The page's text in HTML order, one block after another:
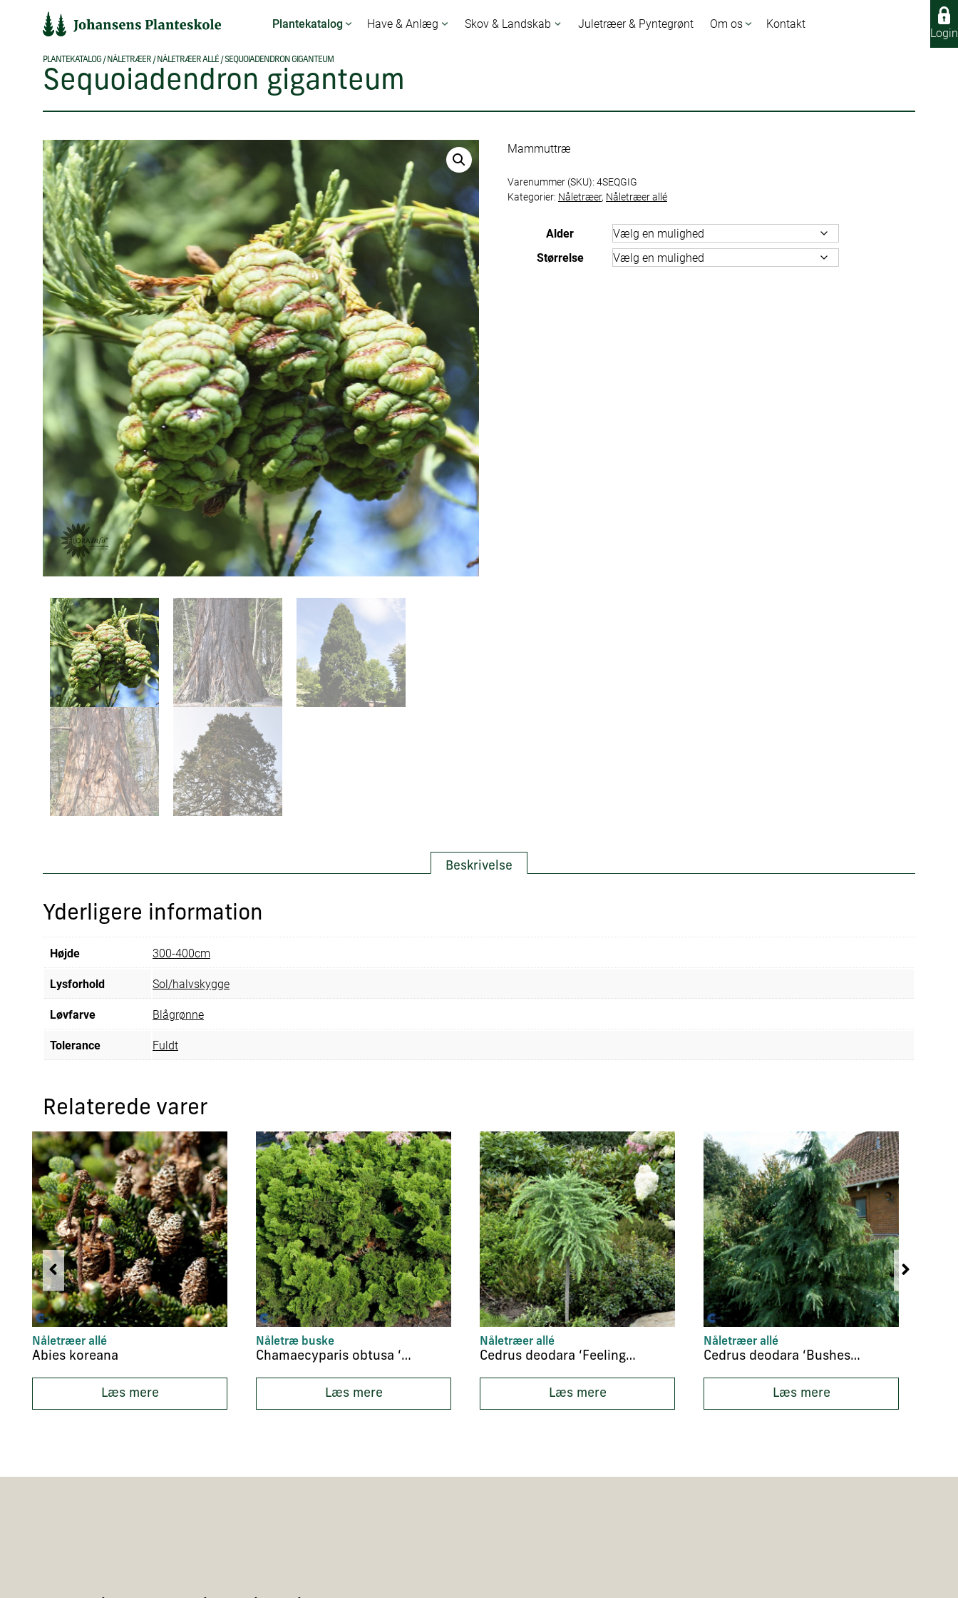
Plantekatalog Have & Anlæg Skov & Landskab Juletræer & Pyntegrønt Om os Kontakt
Login
Login
PLANTEKATALOG/ NÅLETRÆER / NÅLETRÆER ALLÉ /SEQUOIADENDRON GIGANTEUM
Sequoiadendron giganteum
Mammuttræ
Varenummer (SKU): 4SEQGIG
Kategorier: Nåletræer, Nåletræer allé
Alder
Størrelse
Beskrivelse
Yderligere information
Højde 300-400cm
Lysforhold Sol/halvskygge
Løvfarve Blågrønne
Tolerance Fuldt
Relaterede varer
Nåletræer allé
Abies koreana
Læs mere
Nåletræ buske
Chamaecyparis obtusa ‘Nana Gracilis’
Læs mere
Nåletræer allé
Cedrus deodara ‘Feeling Blue’
Læs mere
Nåletræer allé
Cedrus deodara ‘Bushes Electra’
Læs mere